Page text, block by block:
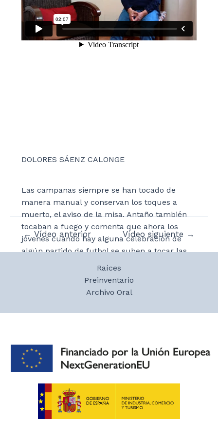
DOLORES SÁENZ CALONGE
Las campanas siempre se han tocado de
manera manual y conservan los toques a
muerto, el aviso de la misa. Antaño también
tocaban a fuego y comenta que ahora los
jóvenes cuando hay alguna celebración de
algún partido de futbol se suben a tocar las
campanas. Dolores opina sobre la gente que
toca las campanas sin saber porque muchas
veces se parece al toque de muerto. Se decía
había perdido.
Navegación
← Vídeo anterior Vídeo siguiente →
Raíces
Preinventario
Archivo Oral